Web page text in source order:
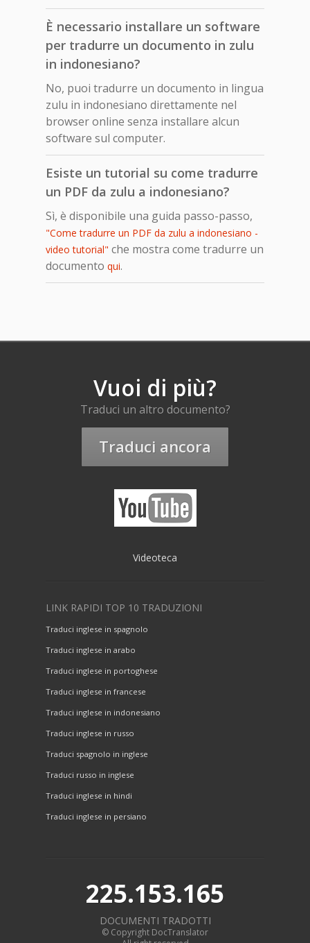
È necessario installare un software
per tradurre un documento in zulu
in indonesiano?
No, puoi tradurre un documento in lingua
zulu in indonesiano direttamente nel
browser online senza installare alcun
software sul computer.
Esiste un tutorial su come tradurre
un PDF da zulu a indonesiano?
Sì, è disponibile una guida passo-passo,
"Come tradurre un PDF da zulu a indonesiano -
video tutorial" che mostra come tradurre un
documento qui.
Vuoi di più?
Traduci un altro documento?
Traduci ancora
Videoteca
LINK RAPIDI TOP 10 TRADUZIONI
Traduci inglese in spagnolo
Traduci inglese in arabo
Traduci inglese in portoghese
Traduci inglese in francese
Traduci inglese in indonesiano
Traduci inglese in russo
Traduci spagnolo in inglese
Traduci russo in inglese
Traduci inglese in hindi
Traduci inglese in persiano
225.153.165
DOCUMENTI TRADOTTI
© Copyright DocTranslator